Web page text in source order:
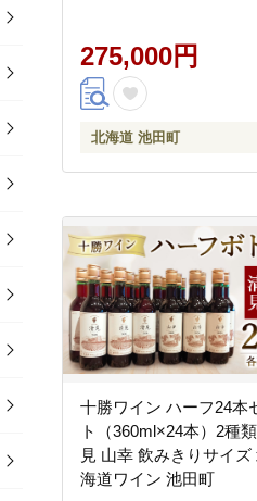
275,000円
北海道 池田町
十勝ワイン ハーフ24本
ト（360ml×24本）2種
見 山幸 飲みきりサイズ
海道ワイン 池田町